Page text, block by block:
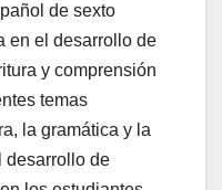
de sexto
en el desarrollo de
y comprensión
temas
la gramática y la
desarrollo de